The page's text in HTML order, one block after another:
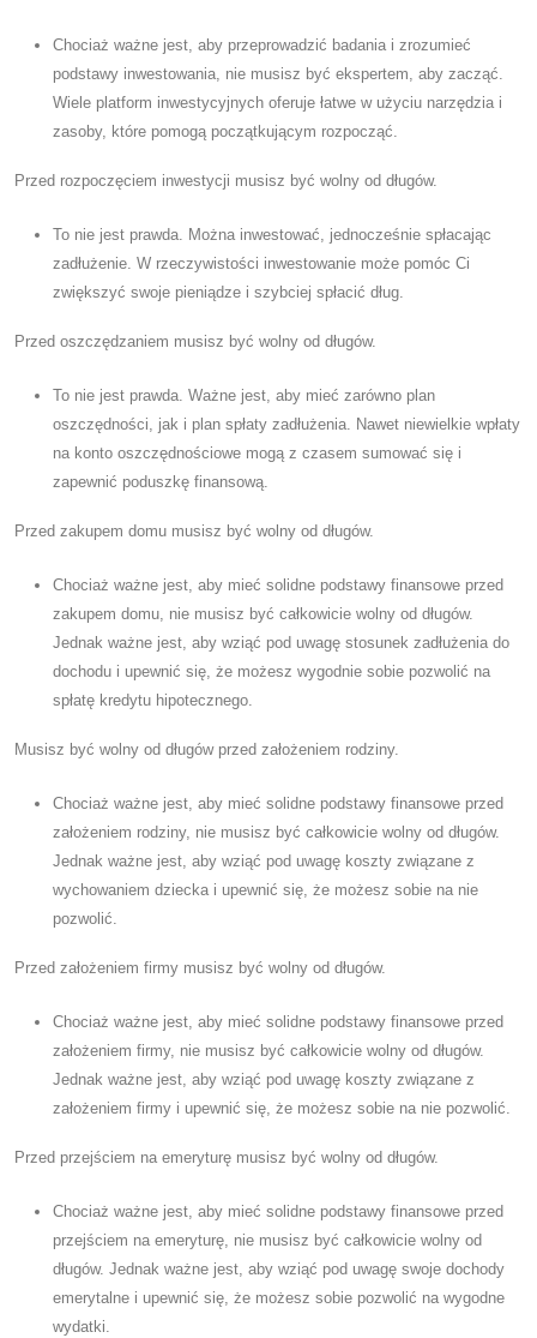
Chociaż ważne jest, aby przeprowadzić badania i zrozumieć
podstawy inwestowania, nie musisz być ekspertem, aby zacząć.
Wiele platform inwestycyjnych oferuje łatwe w użyciu narzędzia i
zasoby, które pomogą początkującym rozpocząć.
Przed rozpoczęciem inwestycji musisz być wolny od długów.
To nie jest prawda. Można inwestować, jednocześnie spłacając
zadłużenie. W rzeczywistości inwestowanie może pomóc Ci
zwiększyć swoje pieniądze i szybciej spłacić dług.
Przed oszczędzaniem musisz być wolny od długów.
To nie jest prawda. Ważne jest, aby mieć zarówno plan
oszczędności, jak i plan spłaty zadłużenia. Nawet niewielkie wpłaty
na konto oszczędnościowe mogą z czasem sumować się i
zapewnić poduszkę finansową.
Przed zakupem domu musisz być wolny od długów.
Chociaż ważne jest, aby mieć solidne podstawy finansowe przed
zakupem domu, nie musisz być całkowicie wolny od długów.
Jednak ważne jest, aby wziąć pod uwagę stosunek zadłużenia do
dochodu i upewnić się, że możesz wygodnie sobie pozwolić na
spłatę kredytu hipotecznego.
Musisz być wolny od długów przed założeniem rodziny.
Chociaż ważne jest, aby mieć solidne podstawy finansowe przed
założeniem rodziny, nie musisz być całkowicie wolny od długów.
Jednak ważne jest, aby wziąć pod uwagę koszty związane z
wychowaniem dziecka i upewnić się, że możesz sobie na nie
pozwolić.
Przed założeniem firmy musisz być wolny od długów.
Chociaż ważne jest, aby mieć solidne podstawy finansowe przed
założeniem firmy, nie musisz być całkowicie wolny od długów.
Jednak ważne jest, aby wziąć pod uwagę koszty związane z
założeniem firmy i upewnić się, że możesz sobie na nie pozwolić.
Przed przejściem na emeryturę musisz być wolny od długów.
Chociaż ważne jest, aby mieć solidne podstawy finansowe przed
przejściem na emeryturę, nie musisz być całkowicie wolny od
długów. Jednak ważne jest, aby wziąć pod uwagę swoje dochody
emerytalne i upewnić się, że możesz sobie pozwolić na wygodne
wydatki.